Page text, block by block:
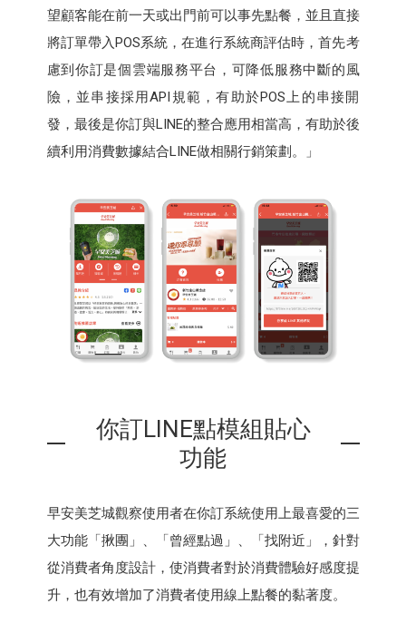
望顧客能在前一天或出門前可以事先點餐，並且直接
將訂單帶入POS系統，在進行系統商評估時，首先考
慮到你訂是個雲端服務平台，可降低服務中斷的風
險，並串接採用API規範，有助於POS上的串接開
發，最後是你訂與LINE的整合應用相當高，有助於後
續利用消費數據結合LINE做相關行銷策劃。」
你訂LINE點模組貼心
功能
早安美芝城觀察使用者在你訂系統使用上最喜愛的三
大功能「揪團」、「曾經點過」、「找附近」，針對
從消費者角度設計，使消費者對於消費體驗好感度提
升，也有效增加了消費者使用線上點餐的黏著度。